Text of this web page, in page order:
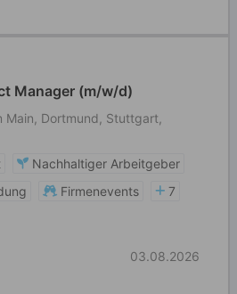
Manager (m/w/d)
Dortmund, Stuttgart,
Nachhaltiger Arbeitgeber
Firmenevents
7
03.08.2026